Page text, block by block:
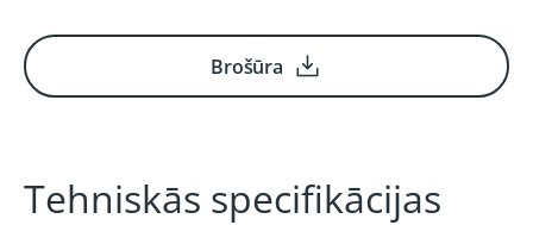
Brošūra
Tehniskās specifikācijas